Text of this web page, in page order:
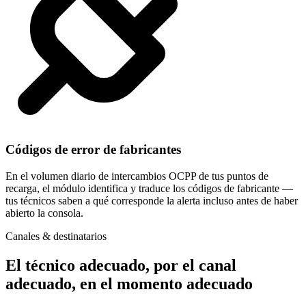
Códigos de error de fabricantes
En el volumen diario de intercambios OCPP de tus puntos de
recarga, el módulo identifica y traduce los códigos de fabricante —
tus técnicos saben a qué corresponde la alerta incluso antes de haber
abierto la consola.
Canales & destinatarios
El técnico adecuado, por el canal
adecuado, en el momento adecuado